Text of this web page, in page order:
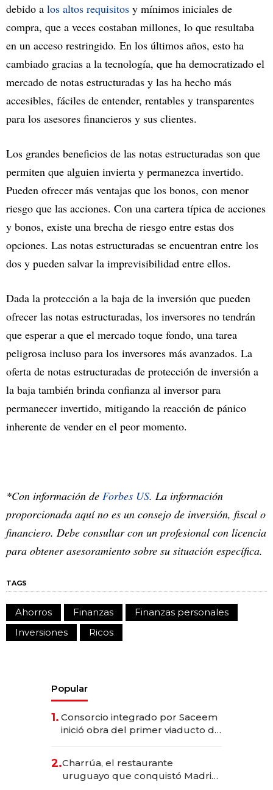
debido a los altos requisitos y mínimos iniciales de
compra, que a veces costaban millones, lo que resultaba
en un acceso restringido. En los últimos años, esto ha
cambiado gracias a la tecnología, que ha democratizado el
mercado de notas estructuradas y las ha hecho más
accesibles, fáciles de entender, rentables y transparentes
para los asesores financieros y sus clientes.
Los grandes beneficios de las notas estructuradas son que
permiten que alguien invierta y permanezca invertido.
Pueden ofrecer más ventajas que los bonos, con menor
riesgo que las acciones. Con una cartera típica de acciones
y bonos, existe una brecha de riesgo entre estas dos
opciones. Las notas estructuradas se encuentran entre los
dos y pueden salvar la imprevisibilidad entre ellos.
Dada la protección a la baja de la inversión que pueden
ofrecer las notas estructuradas, los inversores no tendrán
que esperar a que el mercado toque fondo, una tarea
peligrosa incluso para los inversores más avanzados. La
oferta de notas estructuradas de protección de inversión a
la baja también brinda confianza al inversor para
permanecer invertido, mitigando la reacción de pánico
inherente de vender en el peor momento.
*Con información de Forbes US. La información
proporcionada aquí no es un consejo de inversión, fiscal o
financiero. Debe consultar con un profesional con licencia
para obtener asesoramiento sobre su situación específica.
TAGS
Ahorros Finanzas
Finanzas personales
Inversiones
Ricos
Popular
1. Consorcio integrado por Saceem
inició obra del primer viaducto de
millones
2.Charrúa, el restaurante
uruguayo que conquistó Madrid: